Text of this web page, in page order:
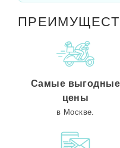
Самые выгодные
цены
в Москве.